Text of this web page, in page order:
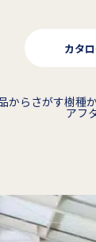
カタ
からさがす樹種
アフ